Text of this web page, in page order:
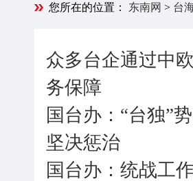
您所在的位置： 东南网 > 台
众多台企通过中
务保障
国台办：“台独”
坚决惩治
国台办：统战工